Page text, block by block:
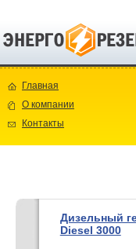
Главная
О компании
Контакты
Дизельный
Diesel 3000